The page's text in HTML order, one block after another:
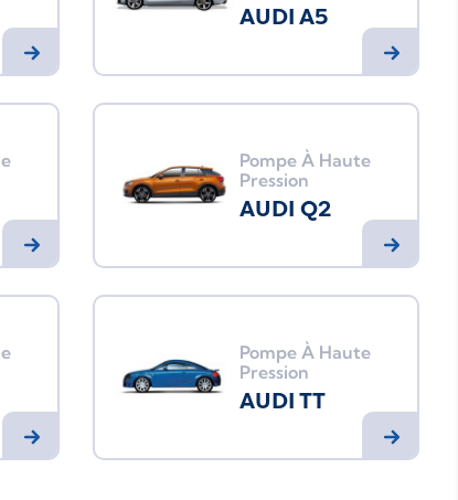
AUDI A5
Pompe À Haute
Pression
AUDI Q2
Pompe À Haute
Pression
AUDI TT